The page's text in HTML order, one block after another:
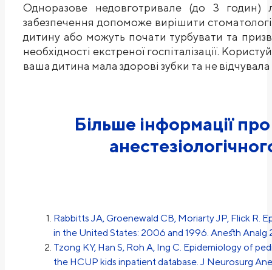
Одноразове недовготривале (до 3 годин)
забезпечення допоможе вирішити
дитину або можуть почати турбувати та
необхідності екстреної госпіталізації.
ваша дитина мала здорові зубки та не відчувала
Більше інформації
Rabbitts JA, Groenewald CB, Moriarty JP, Flick R.
in the United States: 2006 and 1996. Anesth Analg
Tzong KY, Han S, Roh A, Ing C. Epidemiology of
the HCUP kids inpatient database. J Neurosurg